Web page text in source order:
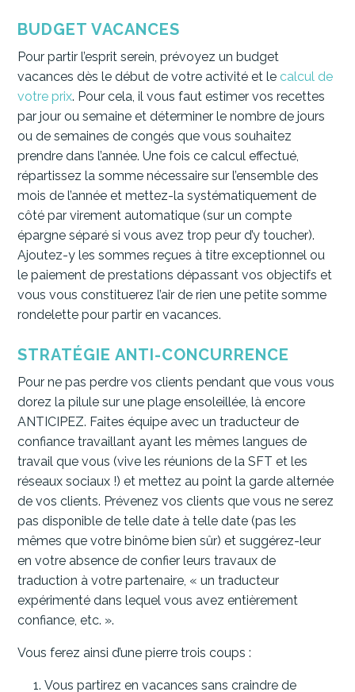
BUDGET VACANCES
Pour partir l’esprit serein, prévoyez un budget
vacances dès le début de votre activité et le calcul de
votre prix. Pour cela, il vous faut estimer vos recettes
par jour ou semaine et déterminer le nombre de jours
ou de semaines de congés que vous souhaitez
prendre dans l’année. Une fois ce calcul effectué,
répartissez la somme nécessaire sur l’ensemble des
mois de l’année et mettez-la systématiquement de
côté par virement automatique (sur un compte
épargne séparé si vous avez trop peur d’y toucher).
Ajoutez-y les sommes reçues à titre exceptionnel ou
le paiement de prestations dépassant vos objectifs et
vous vous constituerez l’air de rien une petite somme
rondelette pour partir en vacances.
STRATÉGIE ANTI-CONCURRENCE
Pour ne pas perdre vos clients pendant que vous vous
dorez la pilule sur une plage ensoleillée, là encore
ANTICIPEZ. Faites équipe avec un traducteur de
confiance travaillant ayant les mêmes langues de
travail que vous (vive les réunions de la SFT et les
réseaux sociaux !) et mettez au point la garde alternée
de vos clients. Prévenez vos clients que vous ne serez
pas disponible de telle date à telle date (pas les
mêmes que votre binôme bien sûr) et suggérez-leur
en votre absence de confier leurs travaux de
traduction à votre partenaire, « un traducteur
expérimenté dans lequel vous avez entièrement
confiance, etc. ».
Vous ferez ainsi d’une pierre trois coups :
Vous partirez en vacances sans craindre de